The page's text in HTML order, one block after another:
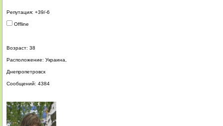
Репутация: +39/-6
Offline
Возраст: 38
Расположение: Украина,
Днепропетровск
Сообщений: 4384